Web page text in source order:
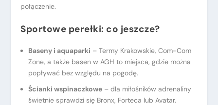
połączenie.
Sportowe perełki: co jeszcze?
Baseny i aquaparki – Termy Krakowskie, Com-Com
Zone, a także basen w AGH to miejsca, gdzie można
popływać bez względu na pogodę.
Ścianki wspinaczkowe – dla miłośników adrenaliny
świetnie sprawdzi się Bronx, Forteca lub Avatar.